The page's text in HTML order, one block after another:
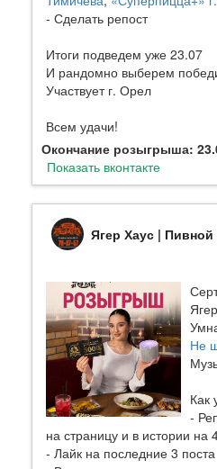
- Сделать репост
Итоги подведем уже 23.07
И рандомно выберем
Участвует г. Орел
Всем удачи!
Окончание розыгрыша:
Показать вконтакте
Не
Как
-
на страницу и в истории на
- Лайк на последние 3 поста